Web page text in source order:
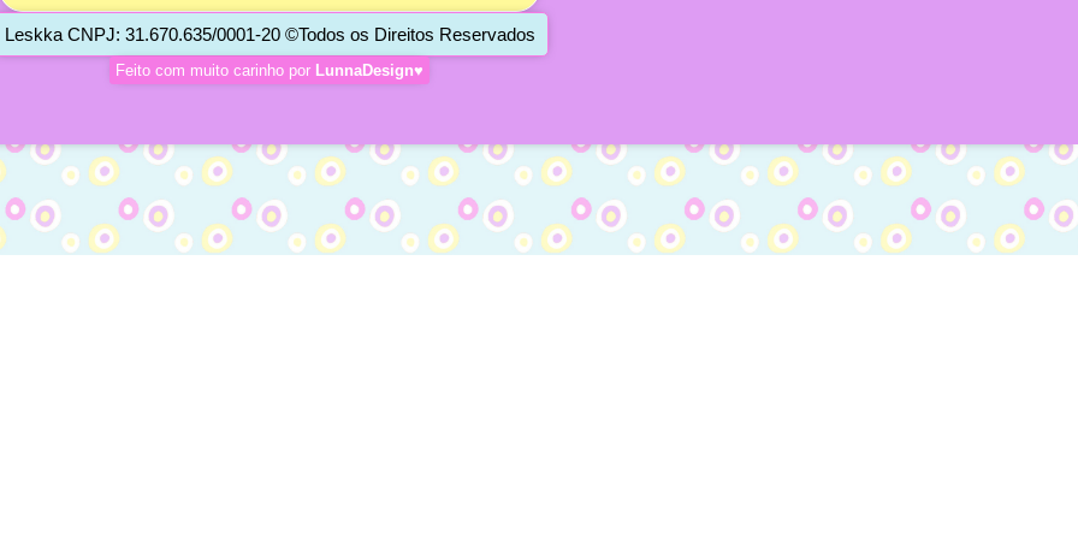
Leskka CNPJ: 31.670.635/0001-20 ©Todos os Direitos Reservados
Feito com muito carinho por LunnaDesign♥